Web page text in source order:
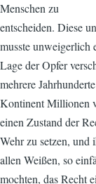
Menschen zu
entscheiden. Diese
musste unweigerlich
Lage der Opfer
mehrere
Kontinent Millionen
einen Zustand der
Wehr zu setzen,
allen Weißen, so
mochten, das Recht